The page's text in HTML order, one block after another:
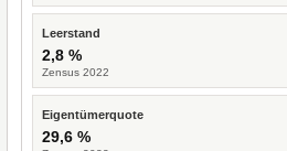
Leerstand
2,8 %
Zensus 2022
Eigentümerquote
29,6 %